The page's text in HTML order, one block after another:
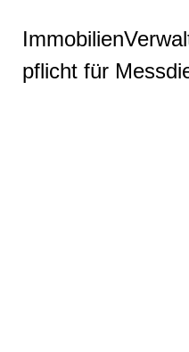
pflicht für